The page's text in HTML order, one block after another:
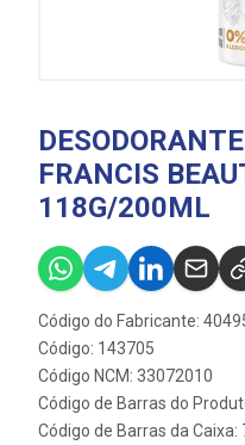
FRANCIS
118G/200ML
Código do Fabricante:
Código: 143705
Código NCM: 33072010
Código de Barras do
Código de Barras da